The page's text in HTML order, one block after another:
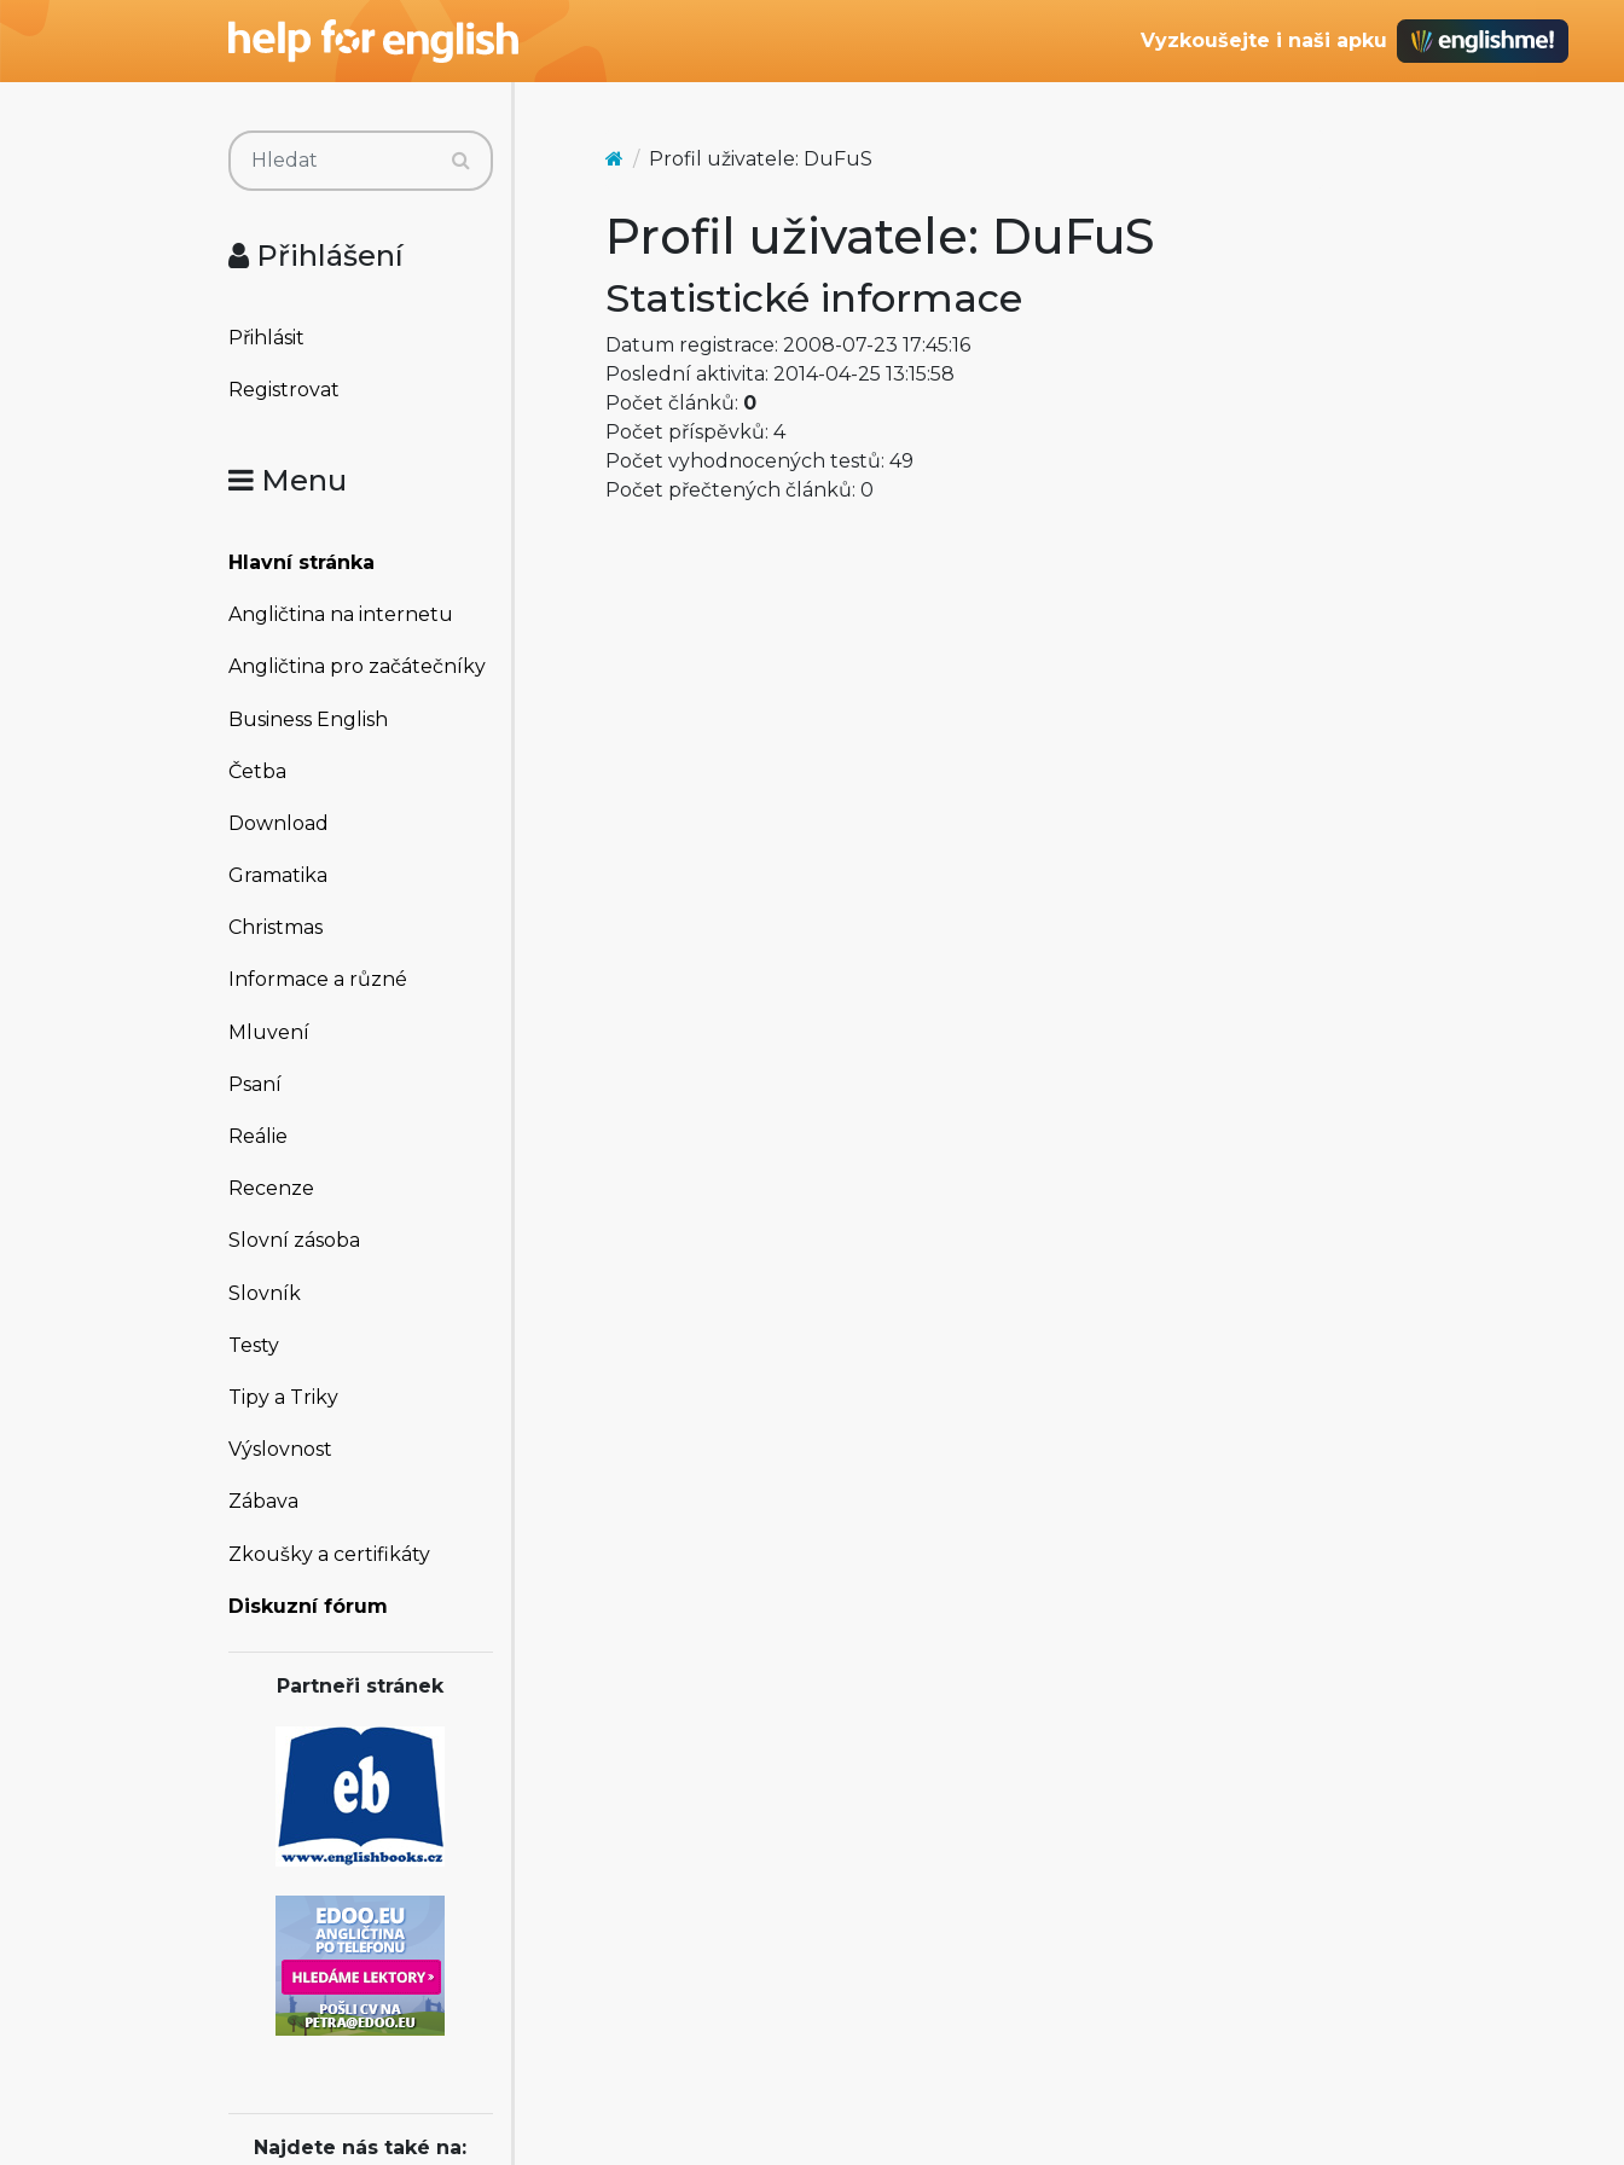
Vyzkoušejte i naši apku
Přihlášení
Přihlásit
Registrovat
Menu
Hlavní stránka
Angličtina na internetu
Angličtina pro začátečníky
Business English
Četba
Download
Gramatika
Christmas
Informace a různé
Mluvení
Psaní
Reálie
Recenze
Slovní zásoba
Slovník
Testy
Tipy a Triky
Výslovnost
Zábava
Zkoušky a certifikáty
Diskuzní fórum
Partneři stránek
Najdete nás také na:
Profil uživatele: DuFuS
Profil uživatele: DuFuS
Statistické informace
Datum registrace: 2008-07-23 17:45:16
Poslední aktivita: 2014-04-25 13:15:58
Počet článků: 0
Počet příspěvků: 4
Počet vyhodnocených testů: 49
Počet přečtených článků: 0